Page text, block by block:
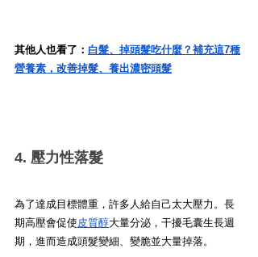
其他人也看了： 白髮、掉頭髮吃什麼？補充這7種
營養素，改善掉髮、養出濃密頭髮
4. 壓力性落髮
為了達成目標體重，許多人給自己太大壓力。長
期高壓會促使 皮質醇大量分泌，干擾毛囊生長週
期，進而造成頭髮變細、變脆並大量掉落。